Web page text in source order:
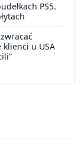
PS5.
u USA